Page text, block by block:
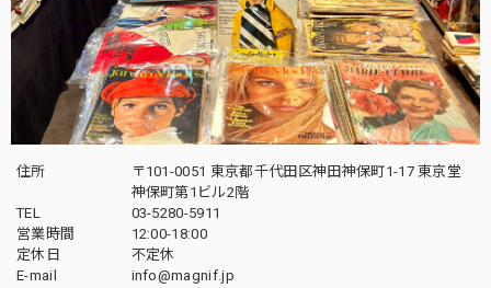
住所
〒101-0051 東京都千代田区神田神保町1-17 東京堂
神保町第1ビル2階
TEL
03-5280-5911
営業時間
12:00-18:00
定休日
不定休
E-mail
info@magnif.jp